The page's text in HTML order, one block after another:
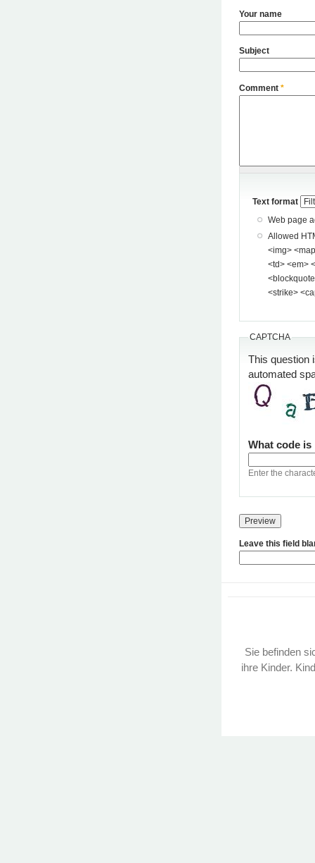
Your name
Subject
Comment *
Text format
Web page
Allowed HTML tags: <a> <p> <span> <div>
<img> <map> <area> <hr> <br>
<td> <em> <b> <u> <i>
<blockquote> <pre>
<strike>
CAPTCHA
This question
automated
What code
Enter the
Leave this field
Sie befinden
ihre Kinder.